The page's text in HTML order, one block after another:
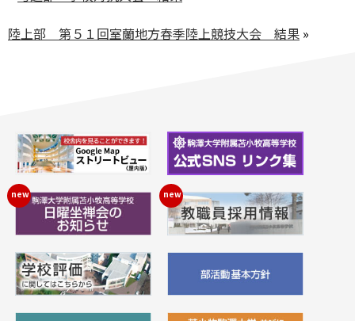
陸上部 第５１回室蘭地方春季陸上競技大会 結果 »